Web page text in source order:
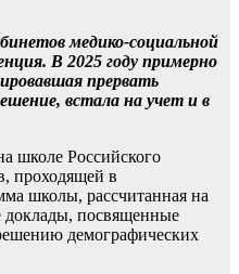
медико-социальной
В 2025 году примерно
прервать
встала на учет и в
школе Российского
проходящей в
школы, рассчитанная на
доклады, посвященные
демографических